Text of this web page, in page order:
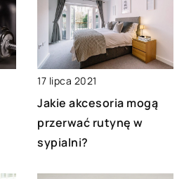
17 lipca 2021
Jakie akcesoria mogą
przerwać rutynę w
sypialni?